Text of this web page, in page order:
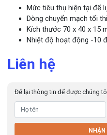
Mức tiêu thụ hiện tại để
Dòng chuyển mạch tối
Kích thước 70 x 40 x 15
Nhiệt độ hoạt động -10
Liên hệ
Để lại thông tin để được chúng
NHẬN